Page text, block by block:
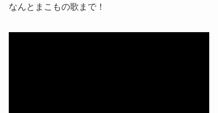
なんとまこもの歌まで！